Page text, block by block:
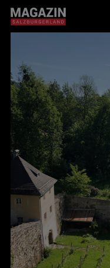
BEITRÄGE
KATEGORIEN
Magazin durchsuchen...